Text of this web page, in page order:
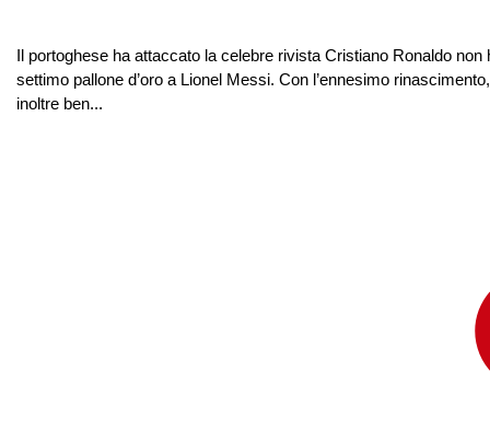
Il portoghese ha attaccato la celebre rivista Cristiano Ronaldo
settimo pallone d’oro a Lionel Messi. Con l’ennesimo
inoltre ben...